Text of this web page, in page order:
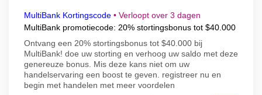
MultiBank Kortingscode • Verloopt over 3 dagen
MultiBank promotiecode: 20% stortingsbonus tot $40.000
Ontvang een 20% stortingsbonus tot $40.000 bij
MultiBank! doe uw storting en verhoog uw saldo met deze
genereuze bonus. Mis deze kans niet om uw
handelservaring een boost te geven. registreer nu en
begin met handelen met meer voordelen